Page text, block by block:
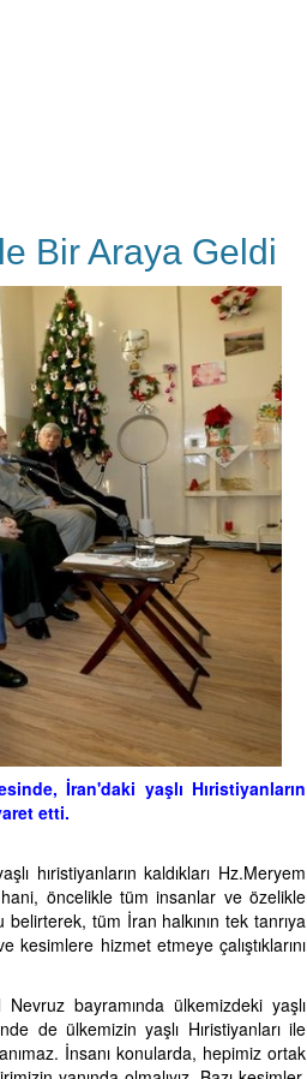
Bir Araya Geldi
İran'daki yaşlı Hıristiyanların
etti.
hıristiyanların kaldıkları Hz.Meryem
öncelikle tüm insanlar ve özelikle
tüm İran halkının tek tanrıya
hizmet etmeye çalıştıklarını
bayramında ülkemizdeki yaşlı
de ülkemizin yaşlı Hıristiyanları ile
İnsanı konularda, hepimiz ortak